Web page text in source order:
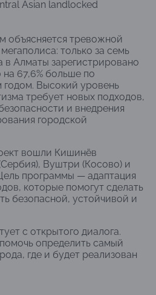
Asian landlocked
объясняется тревожной
только за семь
в Алматы зарегистрировано
на 67,6% больше по
Высокий уровень
требует новых подходов,
и внедрения
городской
вошли Кишинёв
Вуштри (Косово) и
программы — адаптация
которые помогут сделать
безопасной, устойчивой и
с открытого диалога.
определить самый
где и будет реализован